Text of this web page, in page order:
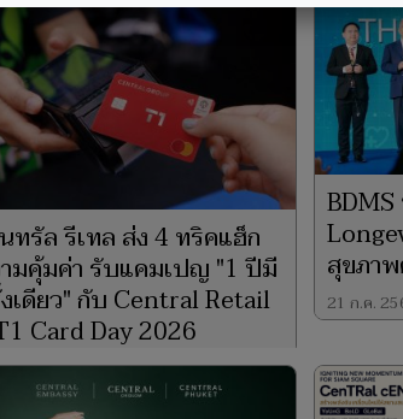
ทรัล รีเทล ส่ง 4 ทริคแฮ็ก
มคุ้มค่า รับแคมเปญ "1 ปีมี
เดียว" กับ Central Retail
Card Day 2026
.ค. 2569
สุขภา
21 ก.ค.